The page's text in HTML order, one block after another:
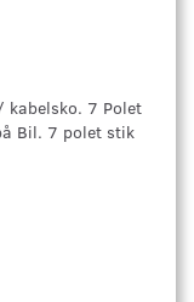
7 Polet
Bil. 7 polet stik